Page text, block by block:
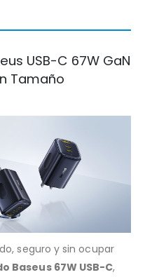
USB-C 67W GaN
Tamaño
seguro y sin ocupar
Baseus 67W USB-C,